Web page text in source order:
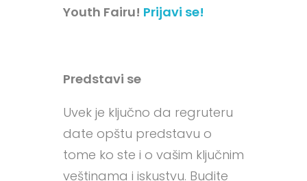
Youth Fairu! Prijavi se!
Predstavi se
Uvek je ključno da regruteru
date opštu predstavu o
tome ko ste i o vašim ključnim
veštinama i iskustvu. Budite